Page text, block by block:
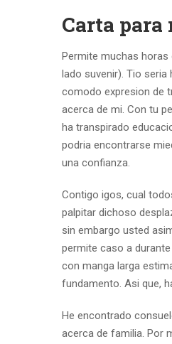
Carta
Permite muchas
lado suvenir). Tio
comodo expresion de
acerca de mi. Con tu
ha transpirado
podria encontrarse
una confianza.
Contigo igos, cual
palpitar dichoso
sin embargo usted
permite caso a
con manga larga
fundamento. Asi que,
He encontrado
acerca de familia. Por